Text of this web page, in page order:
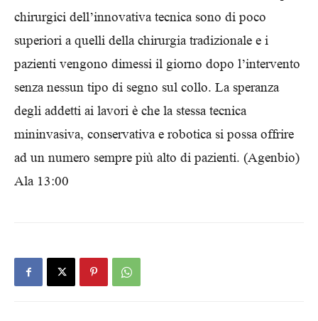
chirurgici dell’innovativa tecnica sono di poco
superiori a quelli della chirurgia tradizionale e i
pazienti vengono dimessi il giorno dopo l’intervento
senza nessun tipo di segno sul collo. La speranza
degli addetti ai lavori è che la stessa tecnica
mininvasiva, conservativa e robotica si possa offrire
ad un numero sempre più alto di pazienti. (Agenbio)
Ala 13:00